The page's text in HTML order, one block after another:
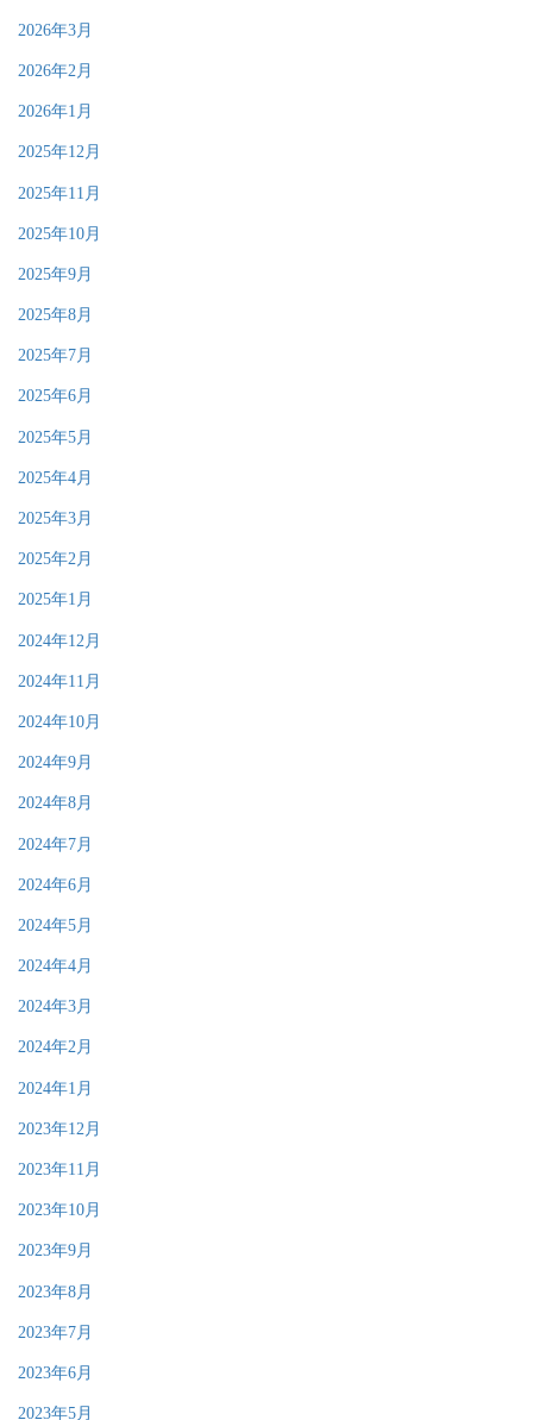
2026年3月
2026年2月
2026年1月
2025年12月
2025年11月
2025年10月
2025年9月
2025年8月
2025年7月
2025年6月
2025年5月
2025年4月
2025年3月
2025年2月
2025年1月
2024年12月
2024年11月
2024年10月
2024年9月
2024年8月
2024年7月
2024年6月
2024年5月
2024年4月
2024年3月
2024年2月
2024年1月
2023年12月
2023年11月
2023年10月
2023年9月
2023年8月
2023年7月
2023年6月
2023年5月